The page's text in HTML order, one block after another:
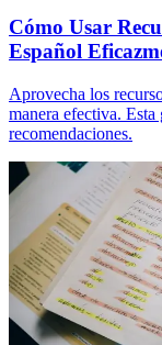
Cómo Usar
Español
Aprovecha los
manera efectiva.
recomendaciones.